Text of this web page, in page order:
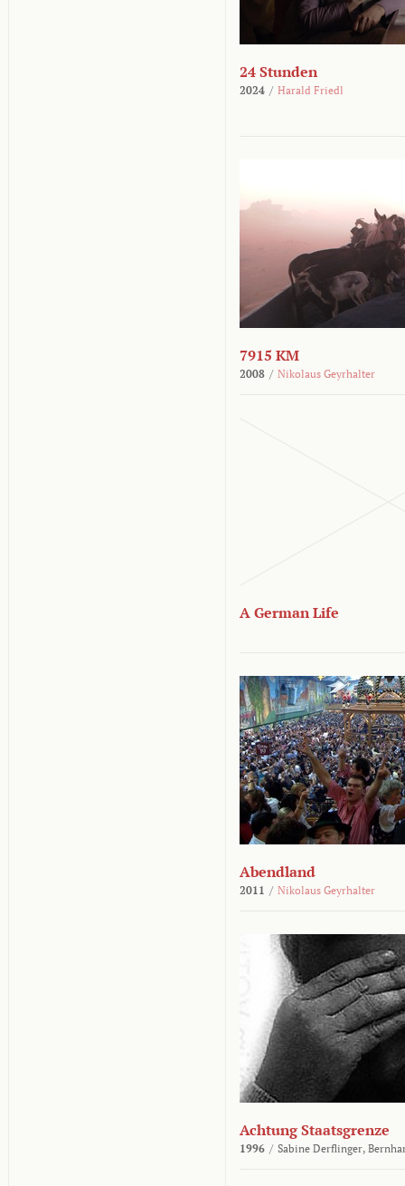
24 Stunden
2024 / Harald Friedl
7915 KM
2008 / Nikolaus Geyrhalter
A German Life
Abendland
2011 / Nikolaus Geyrhalter
Achtung Staatsgrenze
1996 / Sabine Derflinger,